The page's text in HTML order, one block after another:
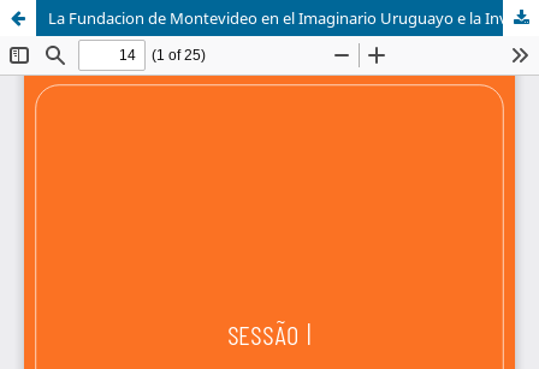
La Fundacion de Montevideo en el Imaginario Uruguayo e la Invisibilizacion de la Agencia Indigena